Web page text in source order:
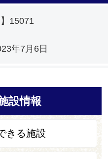
15071
年7月6日
設情報
きる施設